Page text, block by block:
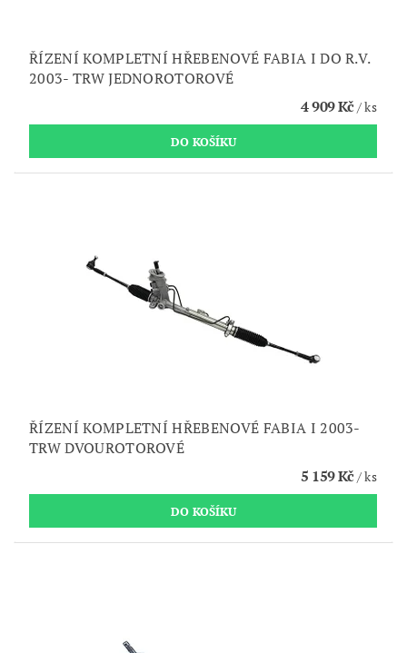
ŘÍZENÍ KOMPLETNÍ HŘEBENOVÉ FABIA I DO R.V.
2003- TRW JEDNOROTOROVÉ
4 909 Kč/ ks
ŘÍZENÍ KOMPLETNÍ HŘEBENOVÉ FABIA I 2003-
TRW DVOUROTOROVÉ
5 159 Kč/ ks